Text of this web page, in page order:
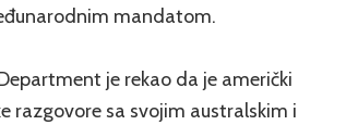
mandatom.
je rekao da je američki
razgovore sa svojim australskim i